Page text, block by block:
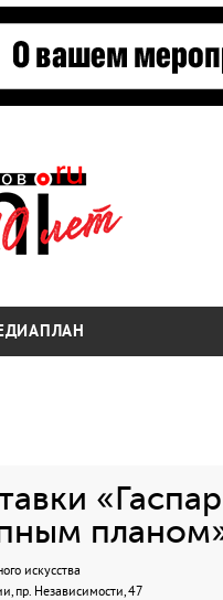
искусства
пр. Независимости, 47